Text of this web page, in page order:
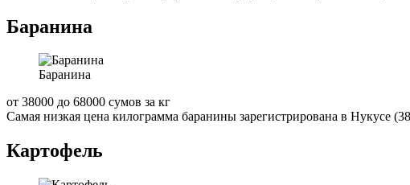
Баранина
Баранина
от 38000 до 68000 сумов за кг
Самая низкая цена килограмма баранины зарегистрирована в Нукусе
Картофель